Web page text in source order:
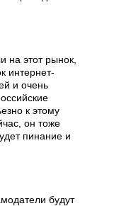
на этот рынок,
интернет-
и очень
к этому
он тоже
пинание и
будут